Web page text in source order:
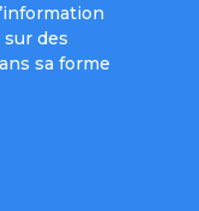
sur des
sa forme